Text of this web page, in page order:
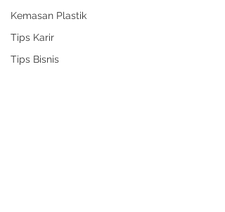
Kemasan Plastik
Tips Karir
Tips Bisnis